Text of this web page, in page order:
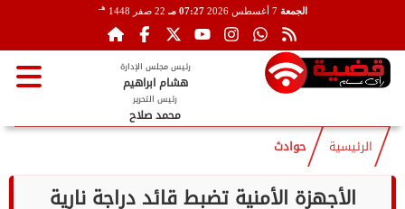
الجمعة 7 أغسطس 2026 07:27 مـ 22 صفر 1448 هـ
رئيس مجلس الإدارة
هشام ابراهيم
رئيس التحرير
محمد صلاح
الرئيسية حوادث
الأجهزة الأمنية تضبط قائد دراجة نارية